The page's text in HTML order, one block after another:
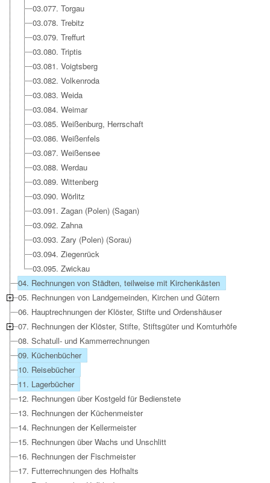
03.077. Torgau
03.078. Trebitz
03.079. Treffurt
03.080. Triptis
03.081. Voigtsberg
03.082. Volkenroda
03.083. Weida
03.084. Weimar
03.085. Weißenburg, Herrschaft
03.086. Weißenfels
03.087. Weißensee
03.088. Werdau
03.089. Wittenberg
03.090. Wörlitz
03.091. Zagan (Polen) (Sagan)
03.092. Zahna
03.093. Zary (Polen) (Sorau)
03.094. Ziegenrück
03.095. Zwickau
04. Rechnungen von Städten, teilweise mit Kirchenkästen
05. Rechnungen von Landgemeinden, Kirchen und Gütern
06. Hauptrechnungen der Klöster, Stifte und Ordenshäuser
07. Rechnungen der Klöster, Stifte, Stiftsgüter und Komturhöfe
08. Schatull- und Kammerrechnungen
09. Küchenbücher
10. Reisebücher
11. Lagerbücher
12. Rechnungen über Kostgeld für Bedienstete
13. Rechnungen der Küchenmeister
14. Rechnungen der Kellermeister
15. Rechnungen über Wachs und Unschlitt
16. Rechnungen der Fischmeister
17. Futterrechnungen des Hofhalts